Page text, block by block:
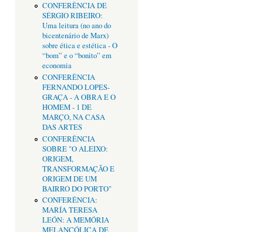
CONFERÊNCIA DE
SÉRGIO RIBEIRO:
Uma leitura (no ano do
bicentenário de Marx)
sobre ética e estética - O
“bom” e o “bonito” em
economia
CONFERÊNCIA
FERNANDO LOPES-
GRAÇA - A OBRA E O
HOMEM - 1 DE
MARÇO, NA CASA
DAS ARTES
CONFERÊNCIA
SOBRE "O ALEIXO:
ORIGEM,
TRANSFORMAÇÃO E
ORIGEM DE UM
BAIRRO DO PORTO"
CONFERÊNCIA:
MARÍA TERESA
LEÓN: A MEMÓRIA
MELANCÓLICA DE